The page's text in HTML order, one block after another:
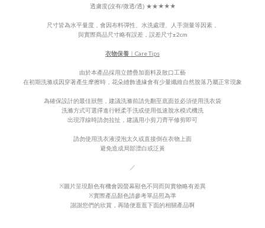
透膚度(沒有/微透/透) ★★★★★
尺寸皆為水平量度，會因布料彈性、水洗處理、人手測量等因素，
與實際商品尺寸略有誤差，誤差尺寸±2cm
衣物保養 ｜Care Tips
由於本產品採用立體疊加面料及散口工藝
在初期洗滌或因穿著產生摩擦時，花朵縫飾邊緣會有少量纖維自然脫落乃屬正常現象
為確保設計的最佳狀態， 建議洗滌前請先翻至底面並必須使用洗衣袋
洗滌方式可選擇進行輕柔手洗或使用低速脫水模式機洗
出現浮線時請勿拉扯，建議用小剪刀齊平修剪即可
請勿使用洗衣液浸泡太久或直接倒在衣物上面
避免造成局部漂白或泛黃
／
※圖片呈現顏色有機會因螢幕顯色不同而與實物略有差異
※實際產品顏色請參考單品照為準
謝謝您們的欣賞，再隨便逛逛下面的相關產品啊